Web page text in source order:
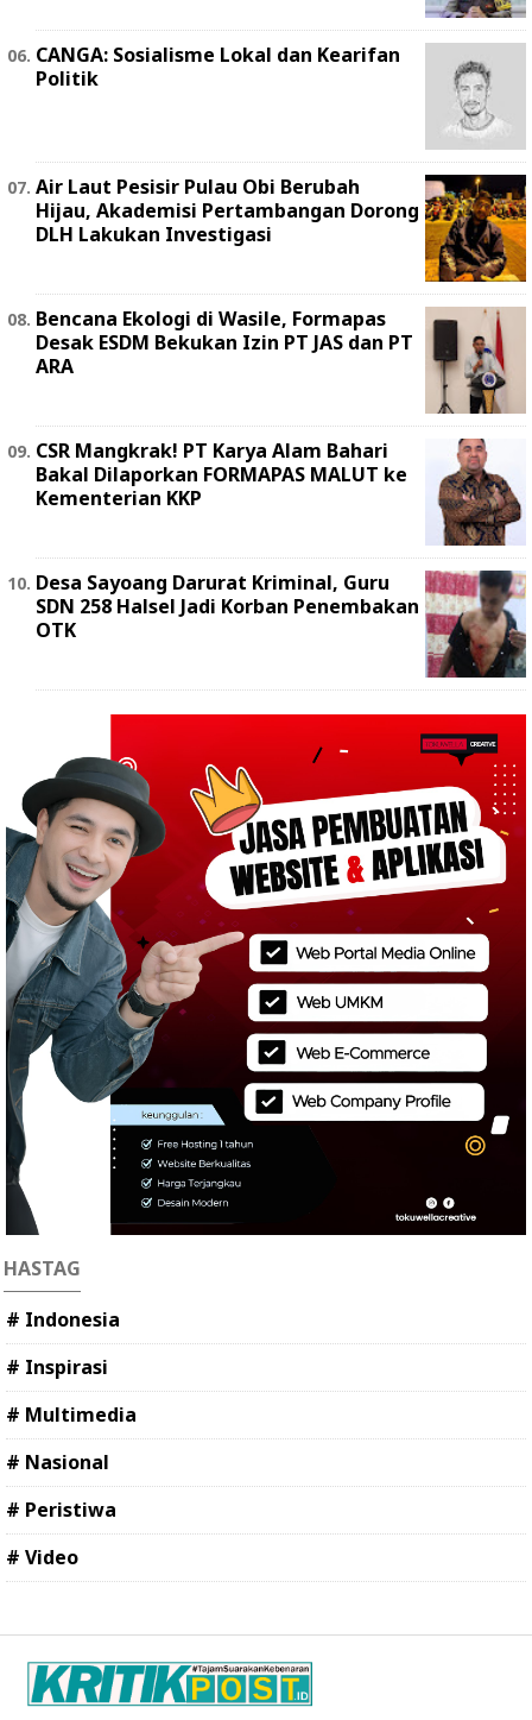
CANGA: Sosialisme Lokal dan Kearifan
Politik
Air Laut Pesisir Pulau Obi Berubah
Hijau, Akademisi Pertambangan Dorong
DLH Lakukan Investigasi
Bencana Ekologi di Wasile, Formapas
Desak ESDM Bekukan Izin PT JAS dan PT
ARA
‎CSR Mangkrak! PT Karya Alam Bahari
Bakal Dilaporkan FORMAPAS MALUT ke
Kementerian KKP
Desa Sayoang Darurat Kriminal, Guru
SDN 258 Halsel Jadi Korban Penembakan
OTK
HASTAG
# Indonesia
# Inspirasi
# Multimedia
# Nasional
# Peristiwa
# Video